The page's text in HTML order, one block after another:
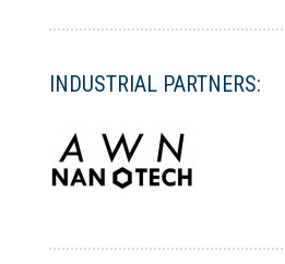
INDUSTRIAL PARTNERS: